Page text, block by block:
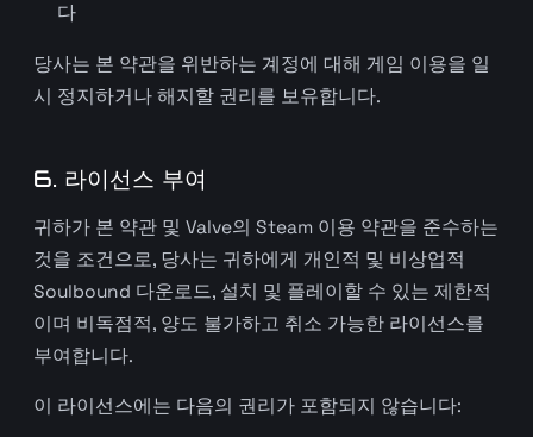
다
당사는 본 약관을 위반하는 계정에 대해 게임 이용을 일
시 정지하거나 해지할 권리를 보유합니다.
6. 라이선스 부여
귀하가 본 약관 및 Valve의 Steam 이용 약관을 준수하는
것을 조건으로, 당사는 귀하에게 개인적 및 비상업적
Soulbound 다운로드, 설치 및 플레이할 수 있는 제한적
이며 비독점적, 양도 불가하고 취소 가능한 라이선스를
부여합니다.
이 라이선스에는 다음의 권리가 포함되지 않습니다: